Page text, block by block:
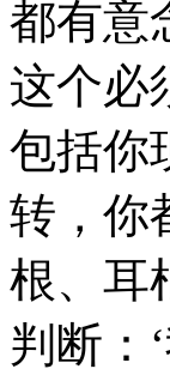
都有意
这个必
包括你
转，你
根、耳
判断：